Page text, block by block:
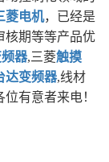
菱电机，已经是
核期等等产品优
器,三菱触摸
达变频器,线材
有意者来电！